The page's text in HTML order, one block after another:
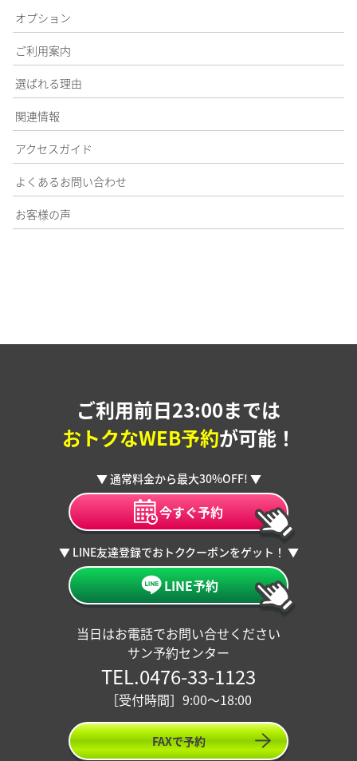
オプション
ご利用案内
選ばれる理由
関連情報
アクセスガイド
よくあるお問い合わせ
お客様の声
ご利用前日23:00までは
おトクなWEB予約が可能！
▼ 通常料金から最大30%OFF! ▼
今すぐ予約
▼ LINE友達登録でおトククーポンをゲット！ ▼
LINE予約
当日はお電話でお問い合せください
サン予約センター
TEL.0476-33-1123
［受付時間］9:00〜18:00
FAXで予約